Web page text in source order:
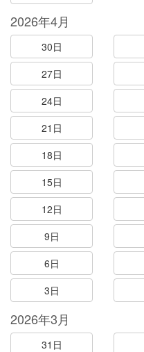
2026年4月
30日
27日
24日
21日
18日
15日
12日
9日
6日
3日
2026年3月
31日